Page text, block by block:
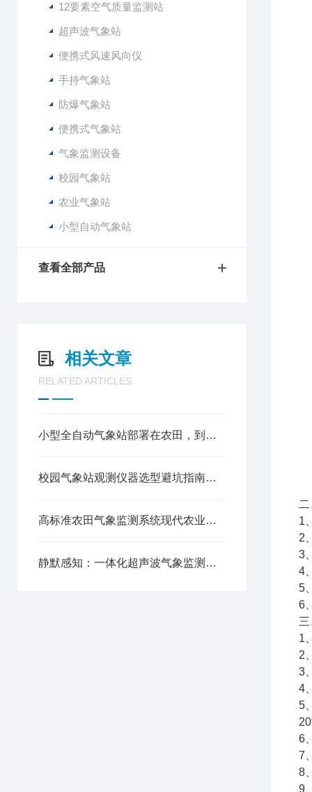
12要素空气质量监测站
超声波气象站
便携式风速风向仪
手持气象站
防爆气象站
便携式气象站
气象监测设备
校园气象站
农业气象站
小型自动气象站
查看全部产品
相关文章
RELATED ARTICLES
小型全自动气象站部署在农田，到底能省多少人工成本
校园气象站观测仪器选型避坑指南：防水、防雷、抗风，这5个指标一个都不能少！
高标准农田气象监测系统现代农业的“智慧天眼”
静默感知：一体化超声波气象监测站的技术进化论
1
2
3
4
5
6
1
2
3
4
5
6
7
8
9